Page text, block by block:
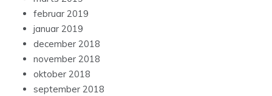
februar 2019
januar 2019
december 2018
november 2018
oktober 2018
september 2018